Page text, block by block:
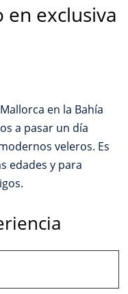
en exclusiva
en la Bahía
a pasar un día
veleros. Es
edades y para